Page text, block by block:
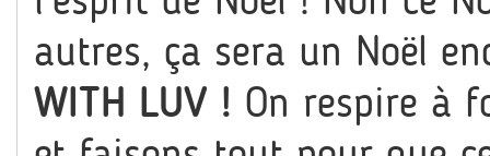
autres, ça sera un Noël
WITH LUV ! On respire à